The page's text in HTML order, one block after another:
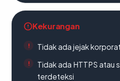
Kekurangan
Tidak ada jejak
Tidak ada HTTPS atau
terdeteksi